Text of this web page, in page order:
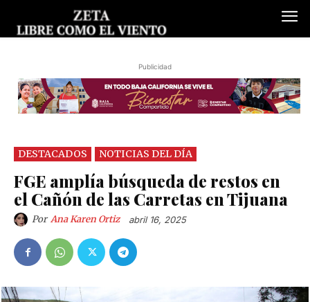
Publicidad
DESTACADOS NOTICIAS DEL DÍA
FGE amplía búsqueda de restos en
el Cañón de las Carretas en Tijuana
Por Ana Karen Ortiz abril 16, 2025